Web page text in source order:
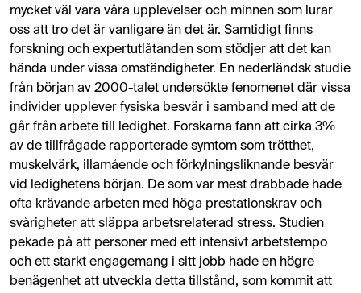
mycket väl vara våra upplevelser och minnen som lurar
oss att tro det är vanligare än det är. Samtidigt finns
forskning och expertutlåtanden som stödjer att det kan
hända under vissa omständigheter. En nederländsk studie
från början av 2000-talet undersökte fenomenet där vissa
individer upplever fysiska besvär i samband med att de
går från arbete till ledighet. Forskarna fann att cirka 3%
av de tillfrågade rapporterade symtom som trötthet,
muskelvärk, illamående och förkylningsliknande besvär
vid ledighetens början. De som var mest drabbade hade
ofta krävande arbeten med höga prestationskrav och
svårigheter att släppa arbetsrelaterad stress. Studien
pekade på att personer med ett intensivt arbetstempo
och ett starkt engagemang i sitt jobb hade en högre
benägenhet att utveckla detta tillstånd, som kommit att